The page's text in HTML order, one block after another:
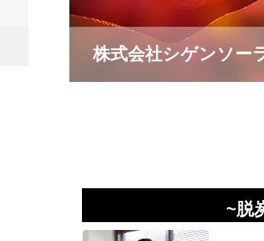
株式会社シゲンソー
~脱